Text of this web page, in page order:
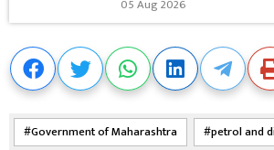
05 Aug 2026
Government of Maharashtra
petrol and